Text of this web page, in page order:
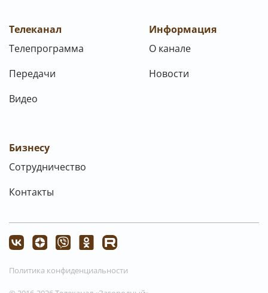
Телеканал
Телепрограмма
Передачи
Видео
Информация
О канале
Новости
Бизнесу
Сотрудничество
Контакты
Политика конфиденциальности